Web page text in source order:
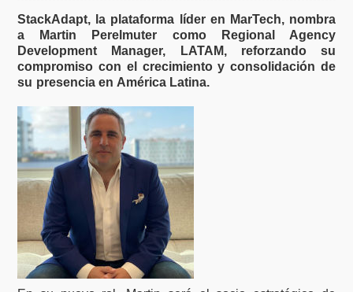
StackAdapt, la plataforma líder en MarTech, nombra
a Martin Perelmuter como Regional Agency
Development Manager, LATAM, reforzando su
compromiso con el crecimiento y consolidación de
su presencia en América Latina.